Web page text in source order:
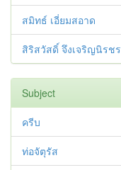
สมิทธ์ เอี่ยมสอาด
สิริสวัสดิ์ จึงเจริญนิรชร
Subject
ครีบ
ท่อจัตุรัส